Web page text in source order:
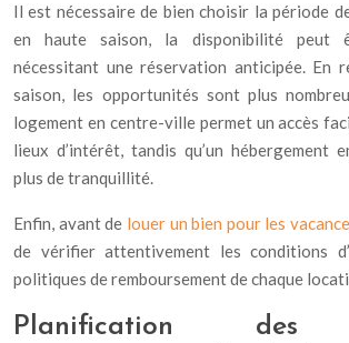
Il est nécessaire de bien choisir la période
en haute saison, la disponibilité peut
nécessitant une réservation anticipée. En
saison, les opportunités sont plus
logement en centre-ville permet un accès
lieux d’intérêt, tandis qu’un hébergement
plus de tranquillité.
Enfin, avant de louer un bien pour les
de vérifier attentivement les conditions
politiques de remboursement de chaque
Planification des